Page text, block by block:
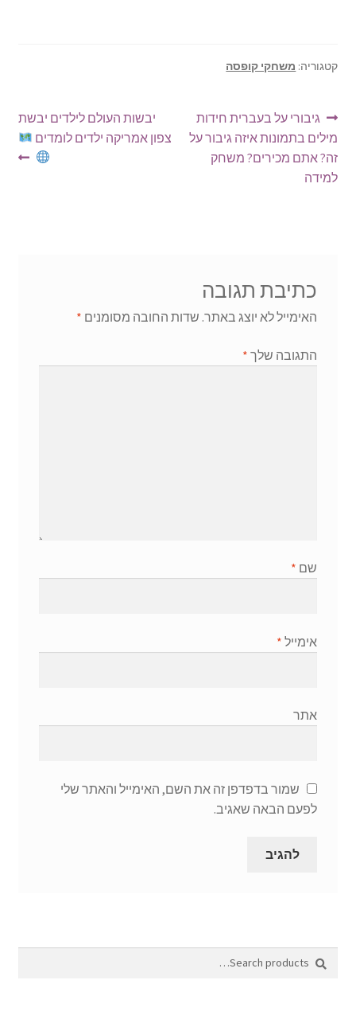
קטגוריה: משחקי קופסה
ניווט
הפוסט
הקודם:
גיבורי על בעברית חידות
מילים בתמונות איזה גיבור על
זה? אתם מכירים? משחק
למידה
הפוסט
הבא:
יבשות העולם לילדים יבשת
צפון אמריקה ילדים לומדים
כתיבת תגובה
האימייל לא יוצג באתר. שדות החובה מסומנים *
התגובה שלך *
שם *
אימייל *
אתר
שמור בדפדפן זה את השם, האימייל והאתר שלי
לפעם הבאה שאגיב.
Search
for:
Search